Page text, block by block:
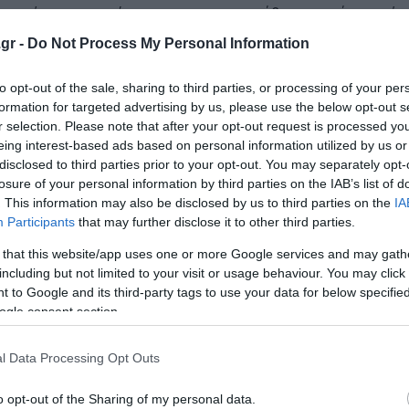
- Do Not Process My Personal Information
opt-out of the sale, sharing to third parties, or processing of your
for targeted advertising by us, please use the below opt-out
selection. Please note that after your opt-out request is processed
interest-based ads based on personal information utilized by us
to third parties prior to your opt-out. You may separately
of your personal information by third parties on the IAB’s list of
This information may also be disclosed by us to third parties on the
Participants that may further disclose it to other third parties.
that this website/app uses one or more Google services and may
but not limited to your visit or usage behaviour. You may
to Google and its third-party tags to use your data for below
consent section.
Data Processing Opt Outs
opt-out of the Sharing of my personal data.
την προανάκριση πραγματοποιήθηκε κοινή
με τη συνδρομή αστυνομικών της Ειδικής
εντοπίστηκε σε ξενοδοχείο στη Θεσσαλονίκη ο
όπου συνολικά βρέθηκαν και κατασχέθηκαν:
συνολικού μεικτού βάρους 4,9 γραμμαρίων,
και μαχαίρι εντός θήκης,
βραχιόλι,